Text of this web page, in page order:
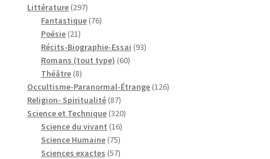
produits
Littérature 297297
produits
Fantastique 7676
Poésie 2121
produits
Récits-Biographie-Essai 9393
Romans (tout type) 6060
Théâtre 88
produits
Occultisme-Paranormal-Étrange 126126
Religion- Spiritualité 8787
produits
Science et Technique 320320
Science du vivant 1616
produits
Science Humaine 7575
produits
Sciences exactes 5757